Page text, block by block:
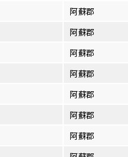
阿蘇郡
阿蘇郡
阿蘇郡
阿蘇郡
阿蘇郡
阿蘇郡
阿蘇郡